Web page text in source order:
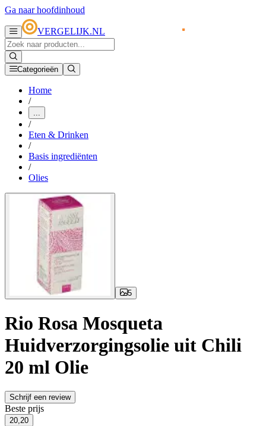
Ga naar hoofdinhoud
VERGELIJK.NL
Categorieën
Home
/
...
/
Eten & Drinken
/
Basis ingrediënten
/
Olies
5
Rio Rosa Mosqueta
Huidverzorgingsolie uit Chili
20 ml Olie
Schrijf een review
Beste prijs
20,20